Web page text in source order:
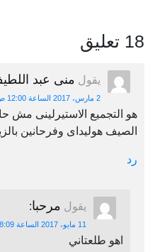
18 تعليق
يقول منى عبد
2 مارس، 2017 الساعة 12:00 ص
هو التجميع الاستيرلينى مش
الصيف هوليداى وفرحانين
رد
يقول مرحبا:
11 مايو، 2017 الساعة 8:09 ص
اهو طلعتاني